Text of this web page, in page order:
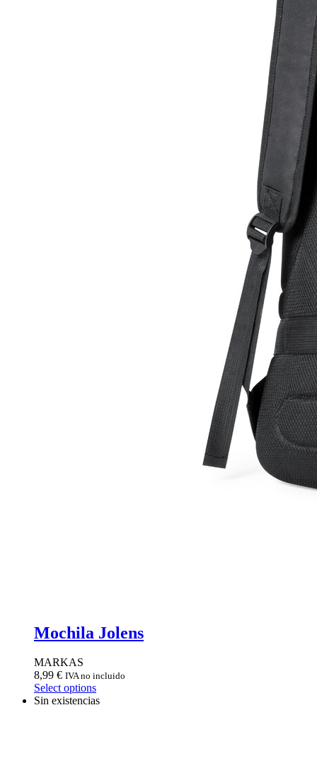
Mochila Jolens
MARKAS
8,99 € IVA no incluido
Select options
Sin existencias